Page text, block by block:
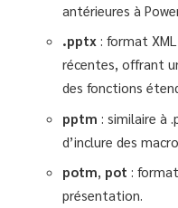
antérieures à
.pptx : format
récentes, offrant
des fonctions
pptm : similaire à
d’inclure des
potm, pot :
présentation.